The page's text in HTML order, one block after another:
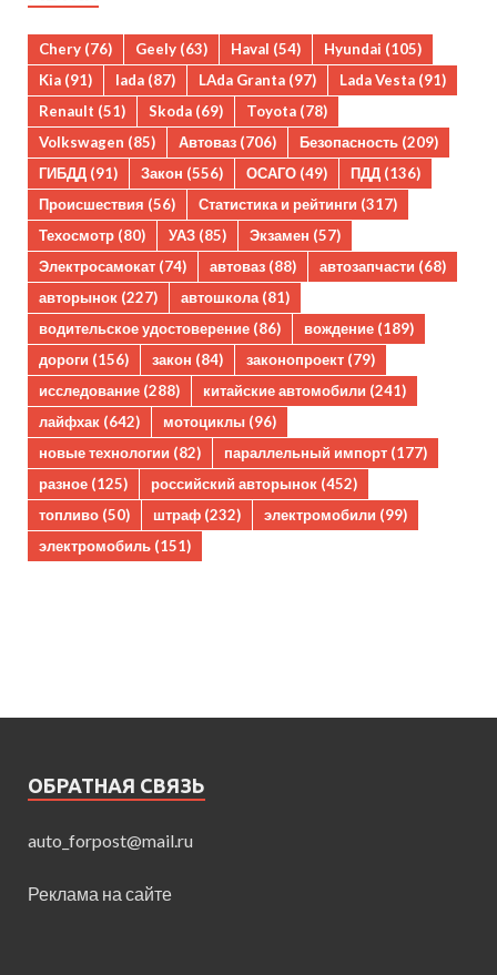
Chery (76) Geely (63) Haval (54) Hyundai (105)
Kia (91) lada (87) LAda Granta (97) Lada Vesta (91)
Renault (51) Skoda (69) Toyota (78)
Volkswagen (85) Автоваз (706) Безопасность (209)
ГИБДД (91) Закон (556) ОСАГО (49) ПДД (136)
Происшествия (56) Статистика и рейтинги (317)
Техосмотр (80) УАЗ (85) Экзамен (57)
Электросамокат (74) автоваз (88) автозапчасти (68)
авторынок (227) автошкола(81)
водительское удостоверение (86) вождение (189)
дороги (156) закон (84) законопроект (79)
исследование (288) китайские автомобили (241)
лайфхак (642) мотоциклы (96)
новые технологии (82) параллельный импорт (177)
разное (125) российский авторынок (452)
топливо (50) штраф (232) электромобили (99)
электромобиль (151)
ОБРАТНАЯ СВЯЗЬ
auto_forpost@mail.ru
Реклама на сайте